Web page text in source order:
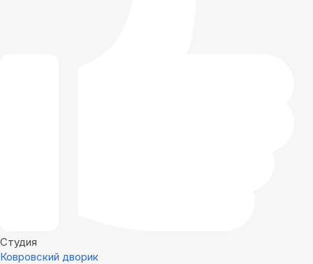
Студия
Ковровский дворик